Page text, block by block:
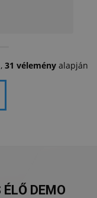
31 véleményalapján
DEMO